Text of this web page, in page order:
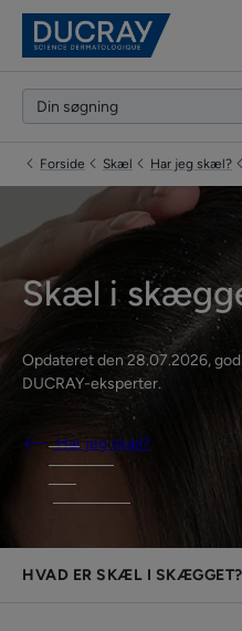
Forside Skæl Har jeg skæl?
Skæl i
Opdateret den28.07.2026,
DUCRAY-eksperter.
Har jeg skæl?
HVAD ER SKÆL I SKÆGGET?